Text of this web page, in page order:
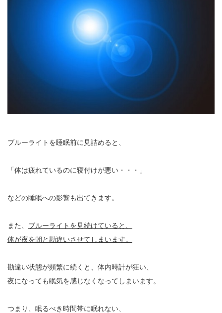
ブルーライトを睡眠前に見詰めると、
「体は疲れているのに寝付けが悪い・・・」
などの睡眠への影響も出てきます。
また、 ブルーライトを見続けていると、
体が夜を朝と勘違いさせてしまいます。
勘違い状態が頻繁に続くと、体内時計が狂い、
夜になっても眠気を感じなくなってしまいます。
つまり、眠るべき時間帯に眠れない、